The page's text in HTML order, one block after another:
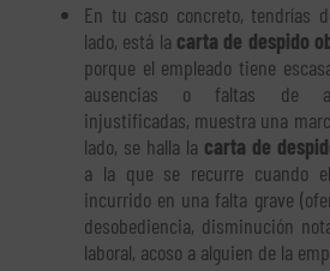
En tu caso concreto, tendrías
lado, está la carta de despido
porque el empleado tiene
ausencias o faltas de
injustificadas, muestra una
lado, se halla la carta de
a la que se recurre cuando
incurrido en una falta grave
desobediencia, disminución
laboral, acoso a alguien de la